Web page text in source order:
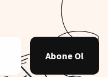
Abone Ol